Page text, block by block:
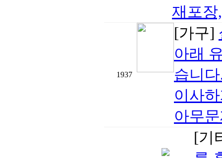
재포장
1937
[가구]
아래
습니
이사
아무
[기